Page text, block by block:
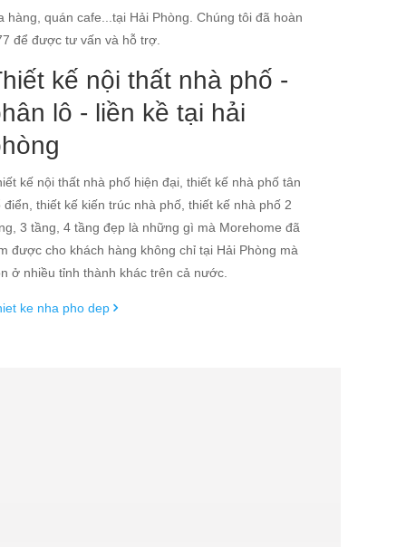
quán cafe...tại Hải Phòng. Chúng tôi đã hoàn
để được tư vấn và hỗ trợ.
kế nội thất nhà phố -
lô - liền kề tại hải
kế nội thất nhà phố hiện đại, thiết kế nhà phố tân
điển, thiết kế kiến trúc nhà phố, thiết kế nhà phố 2
3 tầng, 4 tầng đẹp là những gì mà Morehome đã
được cho khách hàng không chỉ tại Hải Phòng mà
ở nhiều tỉnh thành khác trên cả nước.
ke nha pho dep